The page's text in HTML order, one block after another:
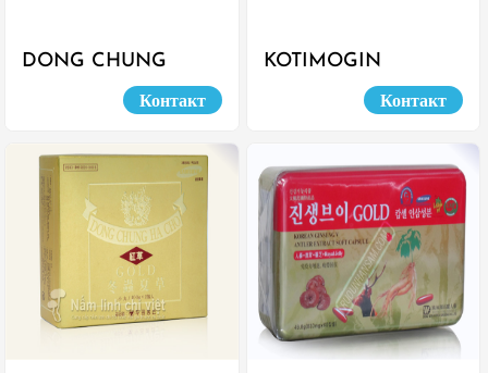
DONG CHUNG
HACHO КАПСУЛЫ
Контакт
KOTIMOGIN
Контакт